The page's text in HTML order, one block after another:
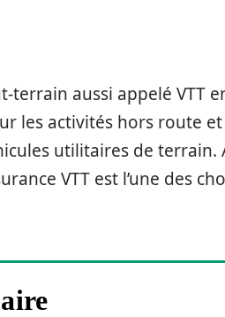
terrain aussi appelé VTT
les activités hors route
utilitaires de terrain.
VTT est l’une des